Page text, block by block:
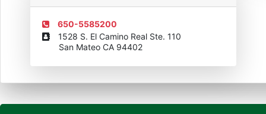
650-5585200
1528 S. El Camino Real Ste. 110
San Mateo CA 94402